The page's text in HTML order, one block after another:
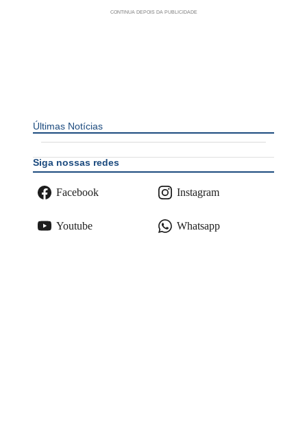
Últimas Notícias
Siga nossas redes
Facebook Instagram
Youtube Whatsapp